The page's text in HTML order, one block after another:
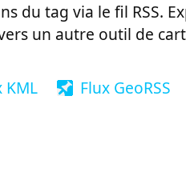
du tag via le fil RSS.
un autre outil de
KML Flux GeoRSS